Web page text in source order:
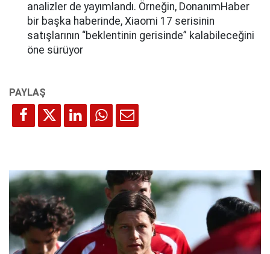
analizler de yayımlandı. Örneğin, DonanımHaber
bir başka haberinde, Xiaomi 17 serisinin
satışlarının “beklentinin gerisinde” kalabileceğini
öne sürüyor